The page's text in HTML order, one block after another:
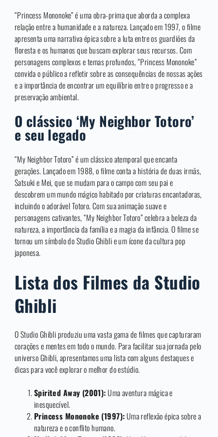
“Princess Mononoke” é uma obra-prima que aborda a complexa
relação entre a humanidade e a natureza. Lançado em 1997, o filme
apresenta uma narrativa épica sobre a luta entre os guardiões da
floresta e os humanos que buscam explorar seus recursos. Com
personagens complexos e temas profundos, “Princess Mononoke”
convida o público a refletir sobre as consequências de nossas ações
e a importância de encontrar um equilíbrio entre o progresso e a
preservação ambiental.
O clássico ‘My Neighbor Totoro’
e seu legado
“My Neighbor Totoro” é um clássico atemporal que encanta
gerações. Lançado em 1988, o filme conta a história de duas irmãs,
Satsuki e Mei, que se mudam para o campo com seu pai e
descobrem um mundo mágico habitado por criaturas encantadoras,
incluindo o adorável Totoro. Com sua animação suave e
personagens cativantes, “My Neighbor Totoro” celebra a beleza da
natureza, a importância da família e a magia da infância. O filme se
tornou um símbolo do Studio Ghibli e um ícone da cultura pop
japonesa.
Lista dos Filmes da Studio
Ghibli
O Studio Ghibli produziu uma vasta gama de filmes que capturaram
corações e mentes em todo o mundo. Para facilitar sua jornada pelo
universo Ghibli, apresentamos uma lista com alguns destaques e
dicas para você explorar o melhor do estúdio.
Spirited Away (2001): Uma aventura mágica e
inesquecível.
Princess Mononoke (1997): Uma reflexão épica sobre a
natureza e o conflito humano.